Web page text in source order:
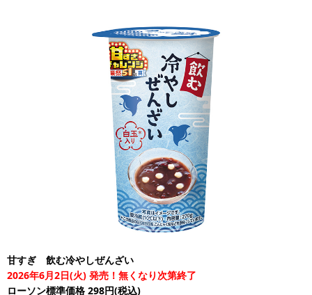
甘すぎ 飲む冷やしぜんざい
2026年6月2日(火) 発売！無くなり次第終了
ローソン標準価格 298円(税込)